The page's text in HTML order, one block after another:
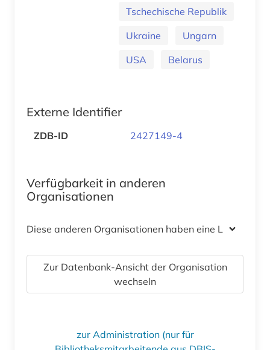
Tschechische Republik
Ukraine
Ungarn
USA
Belarus
Externe Identifier
ZDB-ID 2427149-4
Verfügbarkeit in anderen
Organisationen
Diese anderen Organisationen haben eine Lizenz
Zur Datenbank-Ansicht der Organisation
wechseln
zur Administration (nur für